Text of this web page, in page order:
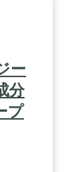
ー
分
プ